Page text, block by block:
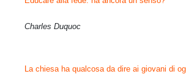
Charles Duquoc
La chiesa ha qualcosa da dire ai giovani di